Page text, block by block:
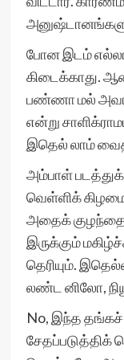
போன இடம்
கிடைக்காது.
பண்ணா மல்
என்று
இதெல் லாம்
அம்பாள்
வெள்ளிக்
அதைக்
இருக்கும்
தெரியும்.
லண்ட னிலோ,
No, இந்த தங்கச்